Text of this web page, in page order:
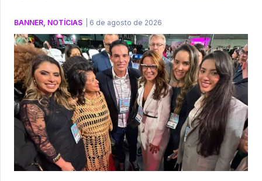
BANNER NOTÍCIAS 6 de agosto de 2026